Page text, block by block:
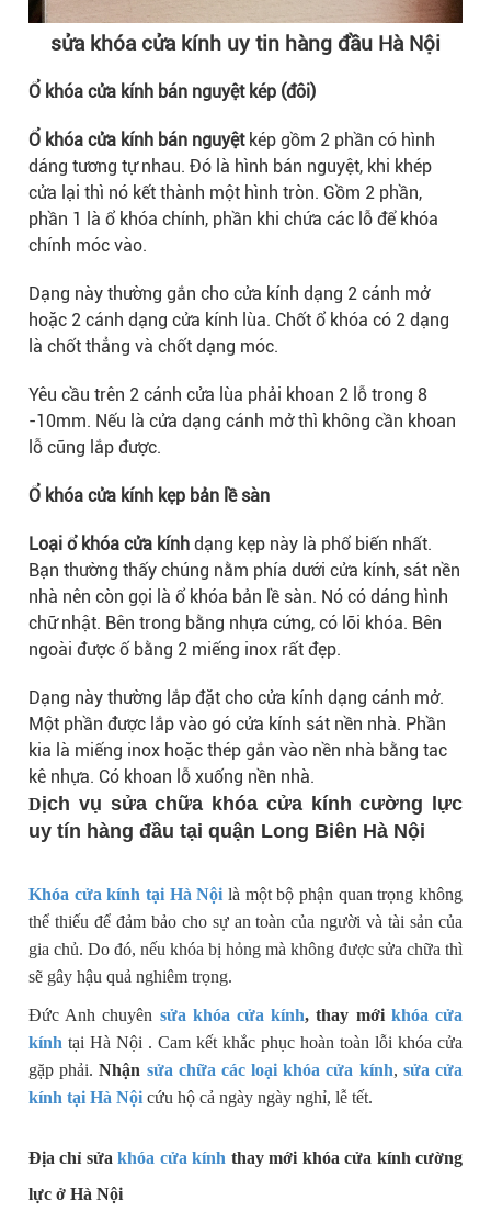
sửa khóa cửa kính uy tin hàng đầu Hà Nội
Ổ khóa cửa kính bán nguyệt kép (đôi)
Ổ khóa cửa kính bán nguyệtkép gồm 2 phần có hình
dáng tương tự nhau. Đó là hình bán nguyệt, khi khép
cửa lại thì nó kết thành một hình tròn. Gồm 2 phần,
phần 1 là ổ khóa chính, phần khi chứa các lỗ để khóa
chính móc vào.
Dạng này thường gắn cho cửa kính dạng 2 cánh mở
hoặc 2 cánh dạng cửa kính lùa. Chốt ổ khóa có 2 dạng
là chốt thẳng và chốt dạng móc.
Yêu cầu trên 2 cánh cửa lùa phải khoan 2 lỗ trong 8
-10mm. Nếu là cửa dạng cánh mở thì không cần khoan
lỗ cũng lắp được.
Ổ khóa cửa kính kẹp bản lề sàn
Loại ổ khóa cửa kính dạng kẹp này là phổ biến nhất.
Bạn thường thấy chúng nằm phía dưới cửa kính, sát nền
nhà nên còn gọi là ổ khóa bản lề sàn. Nó có dáng hình
chữ nhật. Bên trong bằng nhựa cứng, có lõi khóa. Bên
ngoài được ố bằng 2 miếng inox rất đẹp.
Dạng này thường lắp đặt cho cửa kính dạng cánh mở.
Một phần được lắp vào gó cửa kính sát nền nhà. Phần
kia là miếng inox hoặc thép gắn vào nền nhà bằng tac
kê nhựa. Có khoan lỗ xuống nền nhà.
Dịch vụ sửa chữa khóa cửa kính cường lực
uy tín hàng đầu tại quận Long Biên Hà Nội
Khóa cửa kính tại Hà Nội là một bộ phận quan trọng không
thể thiếu để đảm bảo cho sự an toàn của người và tài sản của
gia chủ. Do đó, nếu khóa bị hỏng mà không được sửa chữa thì
sẽ gây hậu quả nghiêm trọng.
Đức Anh chuyên sửa khóa cửa kính, thay mới khóa cửa
kính tại Hà Nội . Cam kết khắc phục hoàn toàn lỗi khóa cửa
gặp phải.Nhận sửa chữa các loại khóa cửa kính, sửa cửa
kính tại Hà Nội cứu hộ cả ngày ngày nghỉ, lễ tết.
Địa chỉ sửakhóa cửa kính thay mới khóa cửa kính cường
lực ở Hà Nội